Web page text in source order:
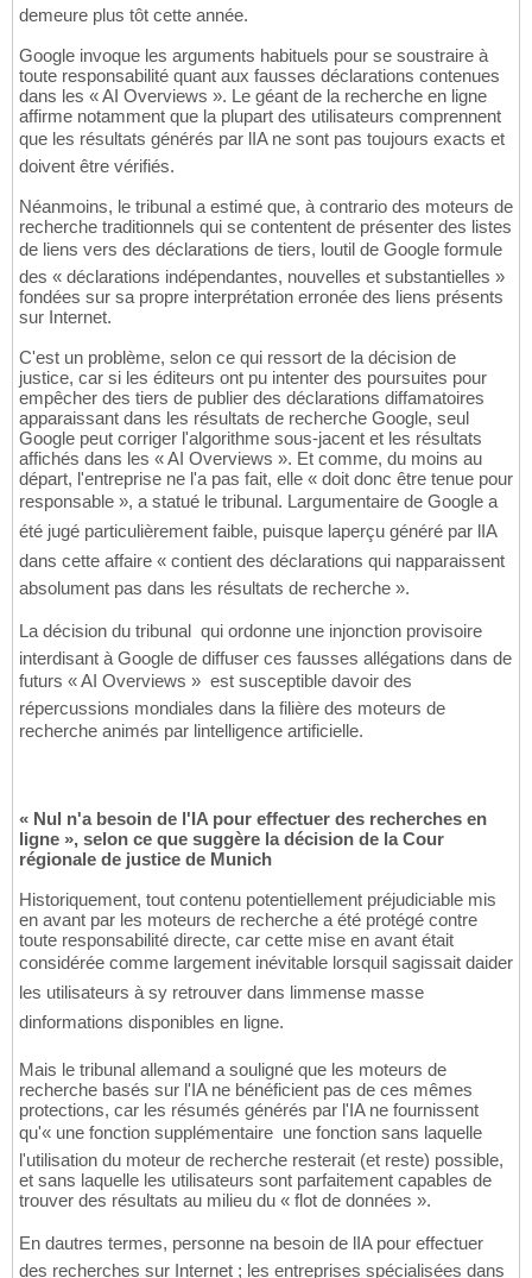
demeure plus tôt cette année.
Google invoque les arguments habituels pour se soustraire à
toute responsabilité quant aux fausses déclarations contenues
dans les « AI Overviews ». Le géant de la recherche en ligne
affirme notamment que la plupart des utilisateurs comprennent
que les résultats générés par lIA ne sont pas toujours exacts et
doivent être vérifiés.
Néanmoins, le tribunal a estimé que, à contrario des moteurs de
recherche traditionnels qui se contentent de présenter des listes
de liens vers des déclarations de tiers, loutil de Google formule
des « déclarations indépendantes, nouvelles et substantielles »
fondées sur sa propre interprétation erronée des liens présents
sur Internet.
C'est un problème, selon ce qui ressort de la décision de
justice, car si les éditeurs ont pu intenter des poursuites pour
empêcher des tiers de publier des déclarations diffamatoires
apparaissant dans les résultats de recherche Google, seul
Google peut corriger l'algorithme sous-jacent et les résultats
affichés dans les « AI Overviews ». Et comme, du moins au
départ, l'entreprise ne l'a pas fait, elle « doit donc être tenue pour
responsable », a statué le tribunal. Largumentaire de Google a
été jugé particulièrement faible, puisque laperçu généré par lIA
dans cette affaire « contient des déclarations qui napparaissent
absolument pas dans les résultats de recherche ».
La décision du tribunal  qui ordonne une injonction provisoire
interdisant à Google de diffuser ces fausses allégations dans de
futurs « AI Overviews »  est susceptible davoir des
répercussions mondiales dans la filière des moteurs de
recherche animés par lintelligence artificielle.
« Nul n'a besoin de l'IA pour effectuer des recherches en
ligne », selon ce que suggère la décision de la Cour
régionale de justice de Munich
Historiquement, tout contenu potentiellement préjudiciable mis
en avant par les moteurs de recherche a été protégé contre
toute responsabilité directe, car cette mise en avant était
considérée comme largement inévitable lorsquil sagissait daider
les utilisateurs à sy retrouver dans limmense masse
dinformations disponibles en ligne.
Mais le tribunal allemand a souligné que les moteurs de
recherche basés sur l'IA ne bénéficient pas de ces mêmes
protections, car les résumés générés par l'IA ne fournissent
qu'« une fonction supplémentaire  une fonction sans laquelle
l'utilisation du moteur de recherche resterait (et reste) possible,
et sans laquelle les utilisateurs sont parfaitement capables de
trouver des résultats au milieu du « flot de données ».
En dautres termes, personne na besoin de lIA pour effectuer
des recherches sur Internet ; les entreprises spécialisées dans